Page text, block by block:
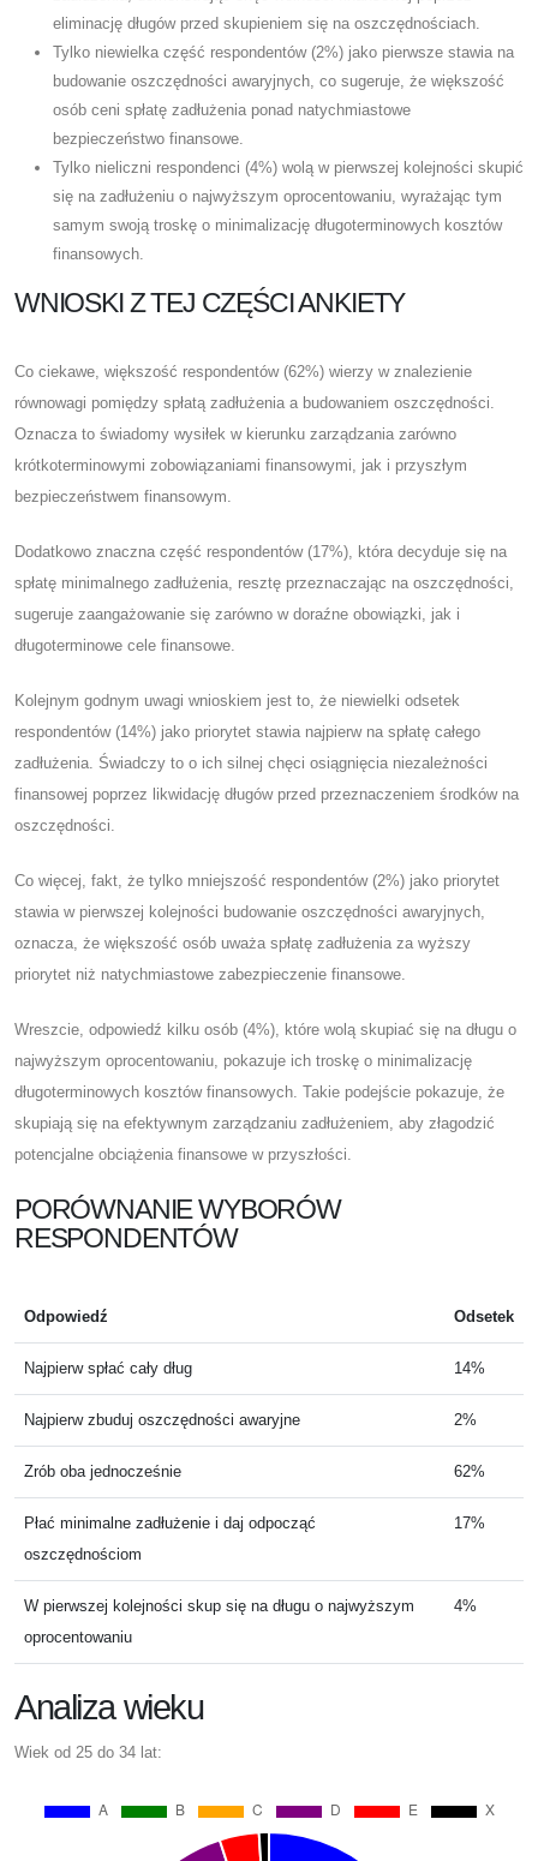
eliminację długów przed skupieniem się na oszczędnościach.
Tylko niewielka część respondentów (2%) jako pierwsze stawia na
budowanie oszczędności awaryjnych, co sugeruje, że większość
osób ceni spłatę zadłużenia ponad natychmiastowe
bezpieczeństwo finansowe.
Tylko nieliczni respondenci (4%) wolą w pierwszej kolejności skupić
się na zadłużeniu o najwyższym oprocentowaniu, wyrażając tym
samym swoją troskę o minimalizację długoterminowych kosztów
finansowych.
WNIOSKI Z TEJ CZĘŚCI ANKIETY
Co ciekawe, większość respondentów (62%) wierzy w znalezienie
równowagi pomiędzy spłatą zadłużenia a budowaniem oszczędności.
Oznacza to świadomy wysiłek w kierunku zarządzania zarówno
krótkoterminowymi zobowiązaniami finansowymi, jak i przyszłym
bezpieczeństwem finansowym.
Dodatkowo znaczna część respondentów (17%), która decyduje się na
spłatę minimalnego zadłużenia, resztę przeznaczając na oszczędności,
sugeruje zaangażowanie się zarówno w doraźne obowiązki, jak i
długoterminowe cele finansowe.
Kolejnym godnym uwagi wnioskiem jest to, że niewielki odsetek
respondentów (14%) jako priorytet stawia najpierw na spłatę całego
zadłużenia. Świadczy to o ich silnej chęci osiągnięcia niezależności
finansowej poprzez likwidację długów przed przeznaczeniem środków na
oszczędności.
Co więcej, fakt, że tylko mniejszość respondentów (2%) jako priorytet
stawia w pierwszej kolejności budowanie oszczędności awaryjnych,
oznacza, że ​​większość osób uważa spłatę zadłużenia za wyższy
priorytet niż natychmiastowe zabezpieczenie finansowe.
Wreszcie, odpowiedź kilku osób (4%), które wolą skupiać się na długu o
najwyższym oprocentowaniu, pokazuje ich troskę o minimalizację
długoterminowych kosztów finansowych. Takie podejście pokazuje, że
skupiają się na efektywnym zarządzaniu zadłużeniem, aby złagodzić
potencjalne obciążenia finansowe w przyszłości.
PORÓWNANIE WYBORÓW
RESPONDENTÓW
Odpowiedź Odsetek
Najpierw spłać cały dług 14%
Najpierw zbuduj oszczędności awaryjne 2%
Zrób oba jednocześnie 62%
Płać minimalne zadłużenie i daj odpocząć
oszczędnościom
17%
W pierwszej kolejności skup się na długu o najwyższym
oprocentowaniu
4%
Analiza wieku
Wiek od 25 do 34 lat: